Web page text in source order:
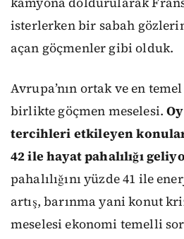
isterlerken bir sabah
açan göçmenler gibi olduk.
Avrupa’nın ortak ve en
birlikte göçmen meselesi.
tercihleri etkileyen
42 ile hayat pahalılığı
pahalılığını yüzde 41 ile
artış, barınma yani konut
meselesi ekonomi temelli